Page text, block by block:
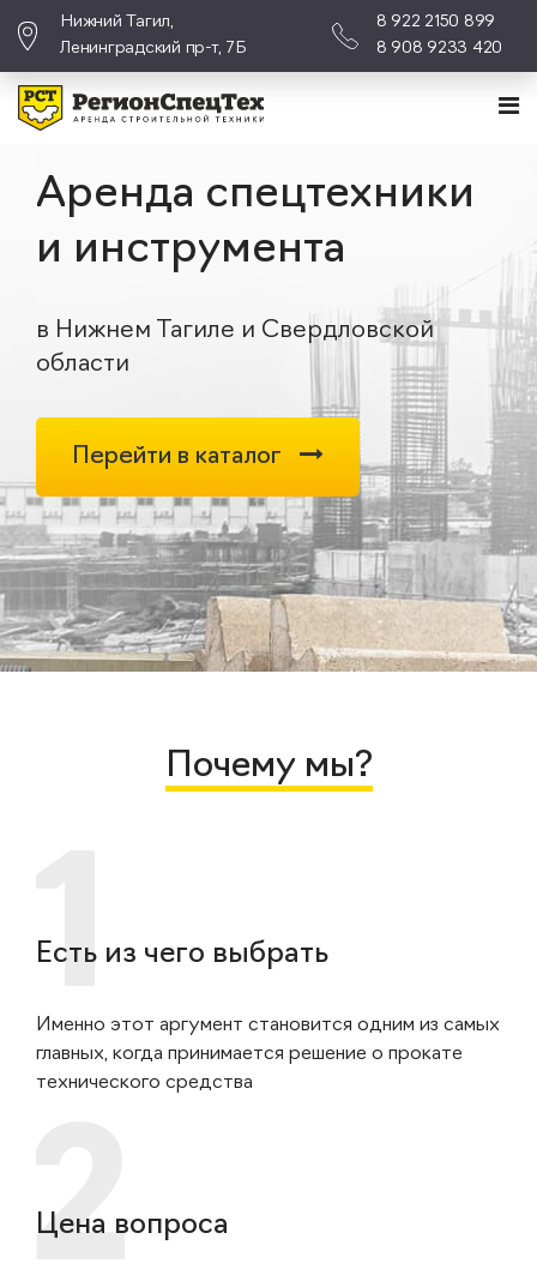
Нижний Тагил,
Ленинградский пр-т, 7Б
8 922 2150 899
8 908 9233 420
Аренда спецтехники
и инструмента
в Нижнем Тагиле и Свердловской
области
Перейти в каталог
Почему мы?
Есть из чего выбрать
Именно этот аргумент становится одним из самых
главных, когда принимается решение о прокате
технического средства
Цена вопроса